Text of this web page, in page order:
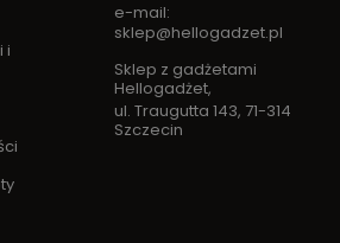
i
e-mail:
sklep@hellogadzet.pl
Sklep z gadżetami
Hellogadżet,
ul. Traugutta 143, 71-314
Szczecin